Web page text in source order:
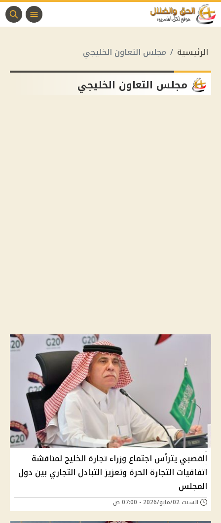
الرئيسية مجلس التعاون الخليجي
مجلس التعاون الخليجي
القصبي يترأس اجتماع وزراء تجارة الخليج لمناقشة
اتفاقيات التجارة الحرة وتعزيز التبادل التجاري بين دول
المجلس
السبت 02/مايو/2026 - 07:00 ص